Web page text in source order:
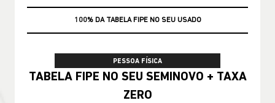
100% DA TABELA FIPE NO SEU USADO
PESSOA FÍSICA
TABELA FIPE NO SEU SEMINOVO + TAXA
ZERO